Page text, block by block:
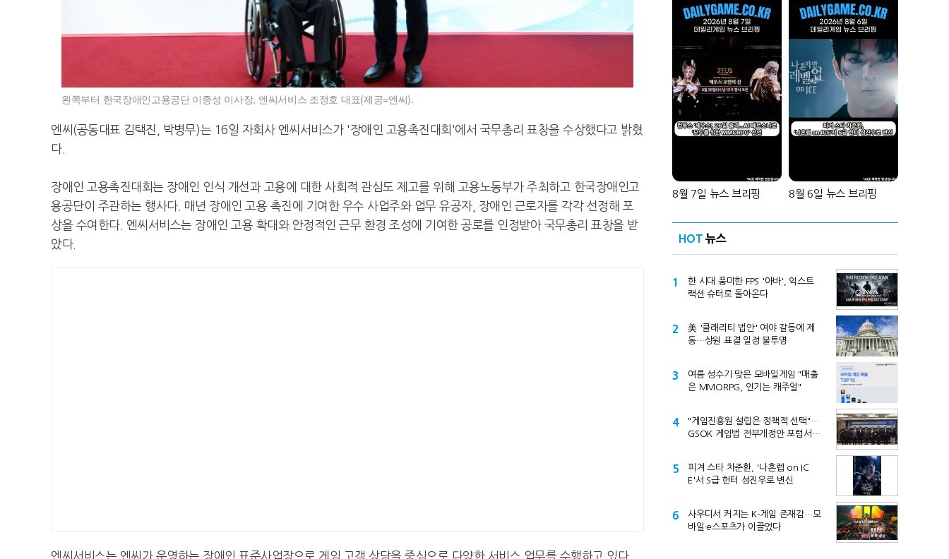
왼쪽부터 한국장애인고용공단 이종성 이사장, 엔씨서비스 조정호 대표(제공=엔씨).
엔씨(공동대표 김택진, 박병무)는 16일 자회사 엔씨서비스가 '장애인 고용촉진대회'에서 국무총리 표창을 수상했다고 밝혔
다.
장애인 고용촉진대회는 장애인 인식 개선과 고용에 대한 사회적 관심도 제고를 위해 고용노동부가 주최하고 한국장애인고
용공단이 주관하는 행사다. 매년 장애인 고용 촉진에 기여한 우수 사업주와 업무 유공자, 장애인 근로자를 각각 선정해 포
상을 수여한다. 엔씨서비스는 장애인 고용 확대와 안정적인 근무 환경 조성에 기여한 공로를 인정받아 국무총리 표창을 받
았다.
엔씨서비스는 엔씨가 운영하는 장애인 표준사업장으로 게임 고객 상담을 중심으로 다양한 서비스 업무를 수행하고 있다.
8월 7일 뉴스 브리핑 8월 6일 뉴스 브리핑
HOT 뉴스
1
한 시대 풍미한 FPS '아바', 익스트
랙션 슈터로 돌아온다
2
美 '클래리티 법안' 여야 갈등에 제
동…상원 표결 일정 불투명
3
여름 성수기 맞은 모바일게임 "매출
은 MMORPG, 인기는 캐주얼"
4
"게임진흥원 설립은 정책적 선택"…
GSOK 게임법 전부개정안 포럼서
5
피겨 스타 차준환, '나혼렙 on IC
E'서 S급 헌터 성진우로 변신
6
사우디서 커지는 K-게임 존재감…모
바일·e스포츠가 이끌었다